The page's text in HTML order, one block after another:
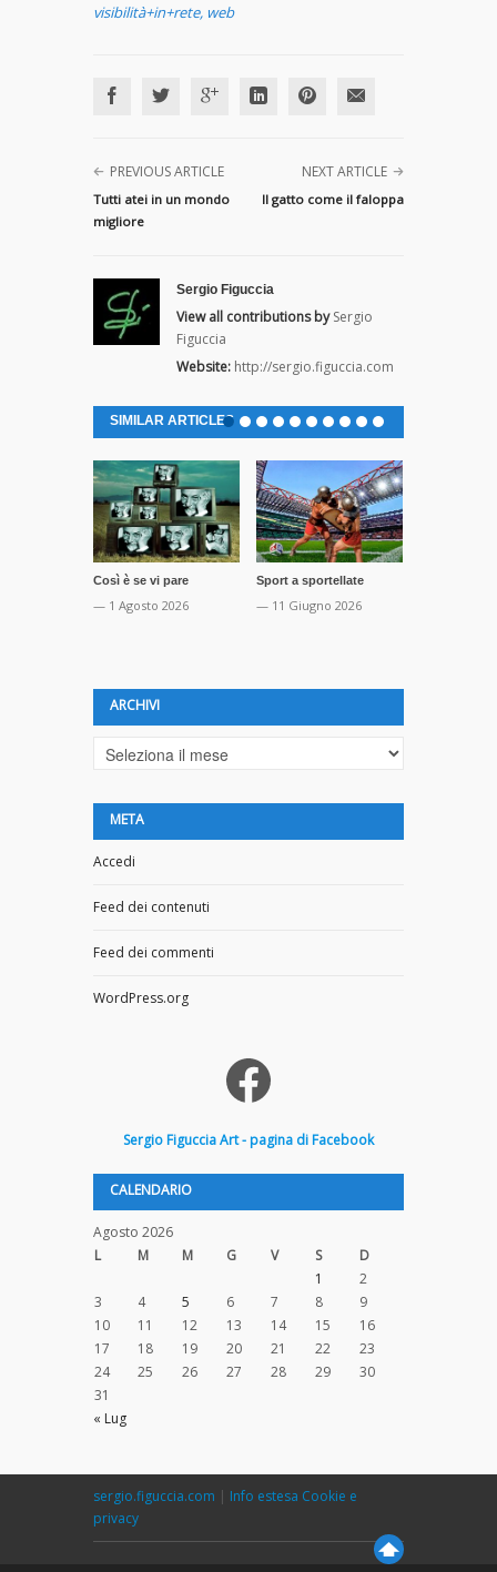
visibilità+in+rete, web
PREVIOUS ARTICLE
Tutti atei in un mondo
migliore
NEXT ARTICLE
Il gatto come il faloppa
Sergio Figuccia
View all contributions by Sergio
Figuccia
Website: http://sergio.figuccia.com
SIMILAR ARTICLES
Così è se vi pare
— 1 Agosto 2026
Sport a sportellate
— 11 Giugno 2026
ARCHIVI
Archivi
META
Accedi
Feed dei contenuti
Feed dei commenti
WordPress.org
Facebook
SergioFigucciaArt - pagina di Facebook
CALENDARIO
Agosto 2026
L
M M G V S
D
1
2
3
4 5 6 7 8
9
10
11 12 13 14 15
16
17
18 19 20 21 22
23
24
25 26 27 28 29
30
31
« Lug
sergio.figuccia.com | Info estesa Cookie e
privacy